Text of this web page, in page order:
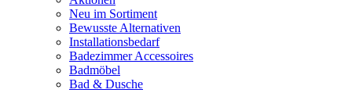
Neu im Sortiment
Bewusste Alternativen
Installationsbedarf
Badezimmer Accessoires
Badmöbel
Bad & Dusche